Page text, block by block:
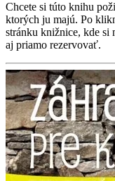
Chcete si túto knihu
ktorých ju majú. Po
stránku knižnice, kde si
aj priamo rezervovať.